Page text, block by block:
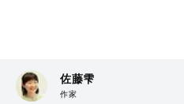
佐藤雫
作家